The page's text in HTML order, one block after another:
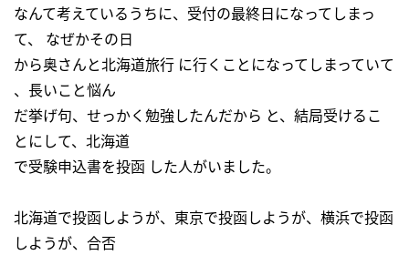
なんて考えているうちに、受付の最終日になってしまっ
て、 なぜかその日
から奥さんと北海道旅行 に行くことになってしまっていて
、長いこと悩ん
だ挙げ句、せっかく勉強したんだから と、結局受けるこ
とにして、北海道
で受験申込書を投函 した人がいました。
北海道で投函しようが、東京で投函しようが、横浜で投函
しようが、合否